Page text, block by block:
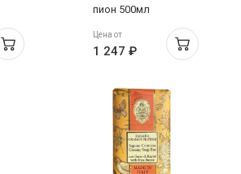
пион 500мл
Цена от
1 247 ₽